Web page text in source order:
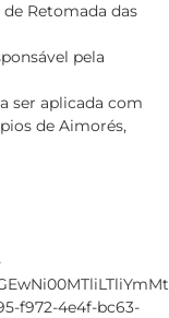
Retomada das
pela
ser aplicada com
de Aimorés,
f972-4e4f-bc63-